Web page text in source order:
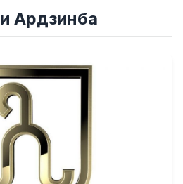
Ардзинба